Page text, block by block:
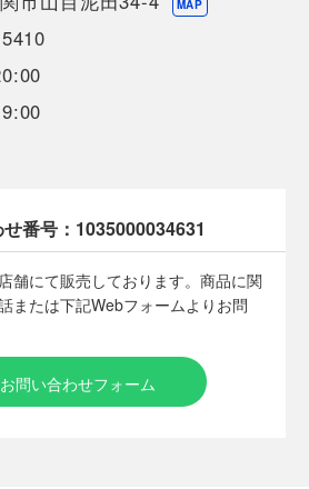
ご参照下さい。
買取させていただいた商品であり、
の商品画像や文章を無断盗用した『偽
ますが、
いませんのでご注意ください。
MAP
番号： 1035000034631
舗にて販売しております。商品に関
または下記Webフォームよりお問
お問い合わせフォーム